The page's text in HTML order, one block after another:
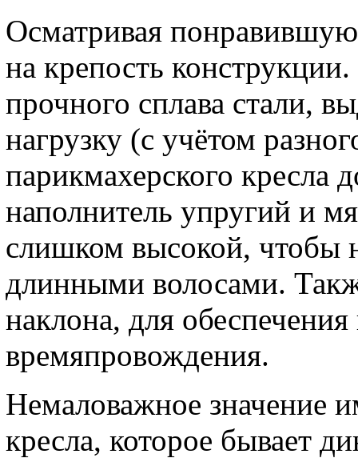
Осматривая
на крепость
прочного сплава стали,
нагрузку (с учётом
парикмахерского кресла
наполнитель упругий и
слишком высокой, чтобы
длинными волосами.
наклона, для
времяпровождения.
Немаловажное значение
кресла, которое бывает